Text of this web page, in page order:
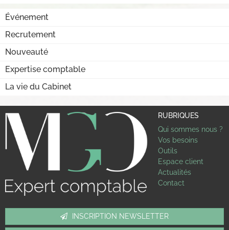
Événement
Recrutement
Nouveauté
Expertise comptable
La vie du Cabinet
RUBRIQUES
Qui sommes nous ?
Vos besoins
Outils
Espace client
Actualités
Contact
INSCRIPTION NEWSLETTER